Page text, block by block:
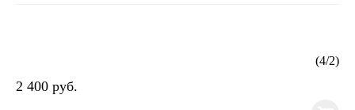
(4/2)
2 400 руб.